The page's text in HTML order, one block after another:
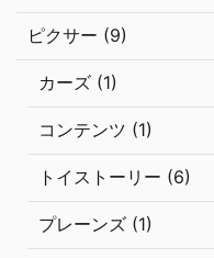
ピクサー (9)
カーズ (1)
コンテンツ (1)
トイストーリー (6)
プレーンズ (1)